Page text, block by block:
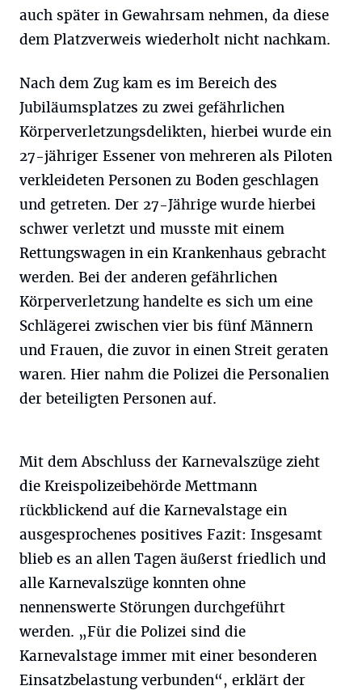
auch später in Gewahrsam nehmen, da diese
dem Platzverweis wiederholt nicht nachkam.
Nach dem Zug kam es im Bereich des
Jubiläumsplatzes zu zwei gefährlichen
Körperverletzungsdelikten, hierbei wurde ein
27-jähriger Essener von mehreren als Piloten
verkleideten Personen zu Boden geschlagen
und getreten. Der 27-Jährige wurde hierbei
schwer verletzt und musste mit einem
Rettungswagen in ein Krankenhaus gebracht
werden. Bei der anderen gefährlichen
Körperverletzung handelte es sich um eine
Schlägerei zwischen vier bis fünf Männern
und Frauen, die zuvor in einen Streit geraten
waren. Hier nahm die Polizei die Personalien
der beteiligten Personen auf.
Mit dem Abschluss der Karnevalszüge zieht
die Kreispolizeibehörde Mettmann
rückblickend auf die Karnevalstage ein
ausgesprochenes positives Fazit: Insgesamt
blieb es an allen Tagen äußerst friedlich und
alle Karnevalszüge konnten ohne
nennenswerte Störungen durchgeführt
werden. „Für die Polizei sind die
Karnevalstage immer mit einer besonderen
Einsatzbelastung verbunden“, erklärt der